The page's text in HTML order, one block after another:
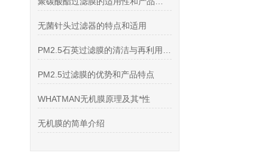
无菌针头过滤器的特点和适用
PM2.5过滤膜的优势和产品特点
WHATMAN无机膜原理及其*性
无机膜的简单介绍